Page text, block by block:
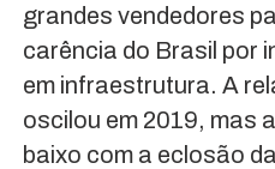
grandes vendedores
carência do Brasil por
em infraestrutura. A
oscilou em 2019, mas
baixo com a eclosão